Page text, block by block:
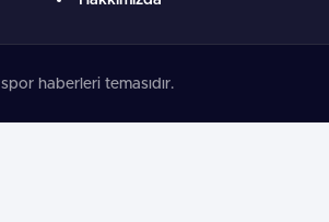
haberleri temasıdır.